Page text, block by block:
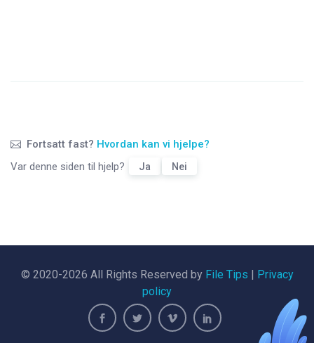
Fortsatt fast? Hvordan kan vi hjelpe?
Var denne siden til hjelp?
Ja Nei
© 2020-2026 All Rights Reserved by File Tips | Privacy
policy